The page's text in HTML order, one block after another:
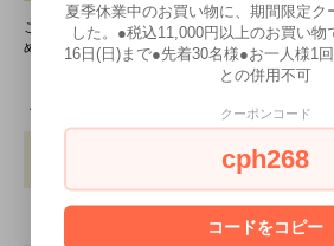
こちらのクッションカバーの売り上げは、ヤオ
めに役立てられています。
商品詳細
素 材
夏季休業中のお買い物に、期間限定ク
した。●税込11,000円以上のお買い物
16日(日)まで●先着30名様●お一人様1
との併用不可
クーポンコード
cph268
コードをコピー